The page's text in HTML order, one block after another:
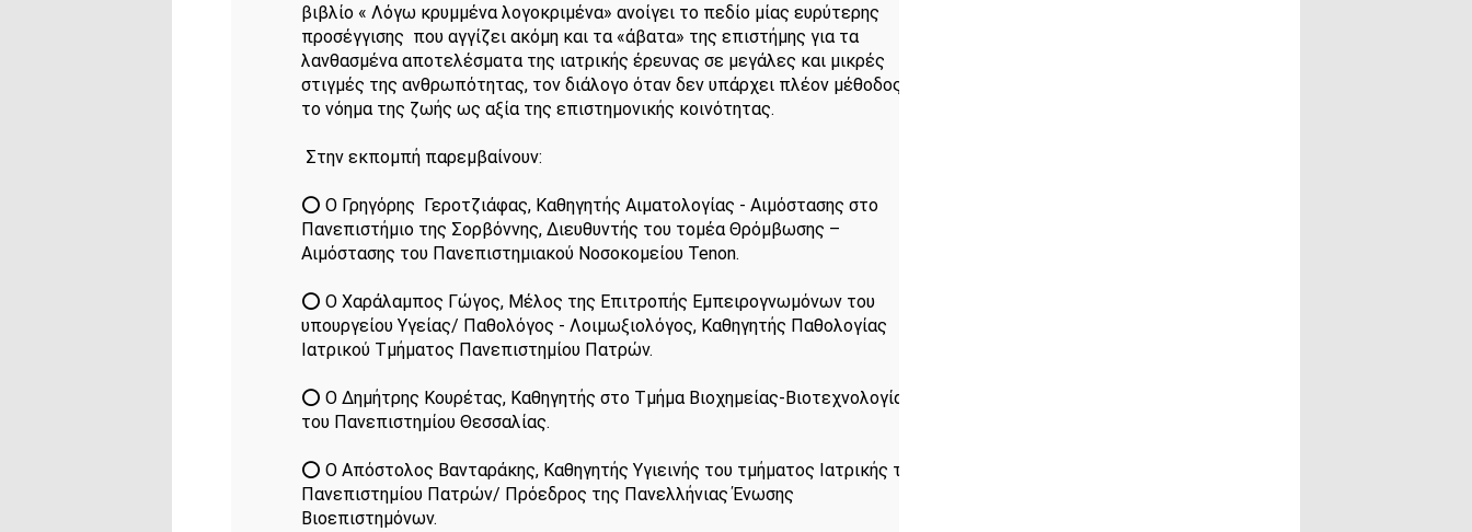
βιβλίο « Λόγω κρυμμένα λογοκριμένα» ανοίγει το πεδίο μίας ευρύτερης
προσέγγισης  που αγγίζει ακόμη και τα «άβατα» της επιστήμης για τα
λανθασμένα αποτελέσματα της ιατρικής έρευνας σε μεγάλες και μικρές
στιγμές της ανθρωπότητας, τον διάλογο όταν δεν υπάρχει πλέον μέθοδος και
το νόημα της ζωής ως αξία της επιστημονικής κοινότητας.
Στην εκπομπή παρεμβαίνουν:
⭕️ Ο Γρηγόρης  Γεροτζιάφας, Καθηγητής Αιματολογίας - Αιμόστασης στο
Πανεπιστήμιο της Σορβόννης, Διευθυντής του τομέα Θρόμβωσης –
Αιμόστασης του Πανεπιστημιακού Νοσοκομείου Tenon.
⭕️ Ο Χαράλαμπος Γώγος, Μέλος της Επιτροπής Εμπειρογνωμόνων του
υπουργείου Υγείας/ Παθολόγος - Λοιμωξιολόγος, Καθηγητής Παθολογίας
Ιατρικού Τμήματος Πανεπιστημίου Πατρών.
⭕️ Ο Δημήτρης Κουρέτας, Καθηγητής στο Τμήμα Βιοχημείας-Βιοτεχνολογίας
του Πανεπιστημίου Θεσσαλίας.
⭕️ Ο Απόστολος Βανταράκης, Καθηγητής Υγιεινής του τμήματος Ιατρικής του
Πανεπιστημίου Πατρών/ Πρόεδρος της Πανελλήνιας Ένωσης
Βιοεπιστημόνων.